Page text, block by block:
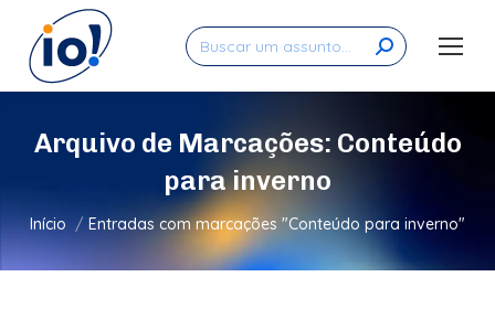
Search:
Arquivo de Marcações: Conteúdo
para inverno
Você está aqui:
Início Entradas com marcações "Conteúdo para inverno"